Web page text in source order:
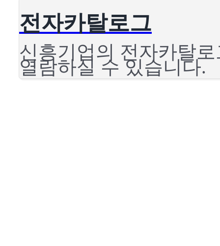
전자카탈로그
신흥기업의 전자카탈
열람하실 수 있습니다.